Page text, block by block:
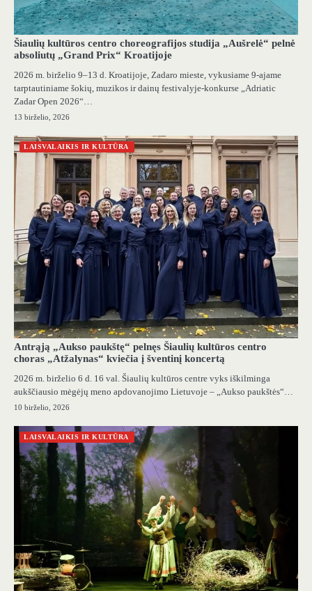
Šiaulių kultūros centro choreografijos studija „Aušrelė“ pelnė
absoliutų „Grand Prix“ Kroatijoje
2026 m. birželio 9–13 d. Kroatijoje, Zadaro mieste, vykusiame 9-ajame
tarptautiniame šokių, muzikos ir dainų festivalyje-konkurse „Adriatic
Zadar Open 2026“…
13 birželio, 2026
LAISVALAIKIS IR KULTŪRA
Antrąją „Aukso paukštę“ pelnęs Šiaulių kultūros centro
choras „Atžalynas“ kviečia į šventinį koncertą
2026 m. birželio 6 d. 16 val. Šiaulių kultūros centre vyks iškilminga
aukščiausio mėgėjų meno apdovanojimo Lietuvoje – „Aukso paukštės“…
10 birželio, 2026
LAISVALAIKIS IR KULTŪRA